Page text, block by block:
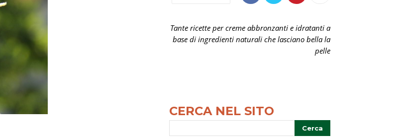
Tante ricette per creme abbronzanti e idratanti a
base di ingredienti naturali che lasciano bella la
pelle
CERCA NEL SITO